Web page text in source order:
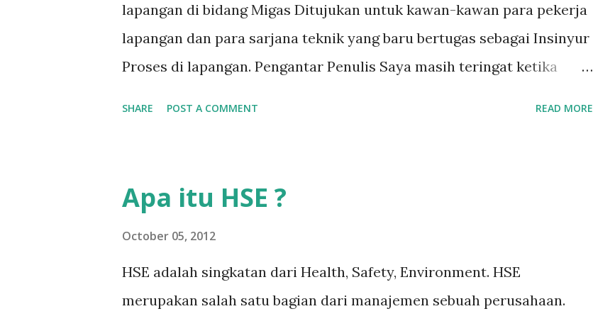
lapangan di bidang Migas Ditujukan untuk kawan-kawan para pekerja
lapangan dan para sarjana teknik yang baru bertugas sebagai Insinyur
Proses di lapangan. Pengantar Penulis Saya masih teringat ketika
dengan cepat, dan terkadang butuh kecerdikan – yang sanggup
menjembatani antara teori pendidikan tinggi dan dunia nyata (=dunia
kerja). Semakin lama bekerja di front line operation – dalam hal
troubleshooting – semakin memperkaya kita dalam memahami
SHARE POST A COMMENT READ MORE
Apa itu HSE ?
October 05, 2012
HSE adalah singkatan dari Health, Safety, Environment. HSE
merupakan salah satu bagian dari manajemen sebuah perusahaan.